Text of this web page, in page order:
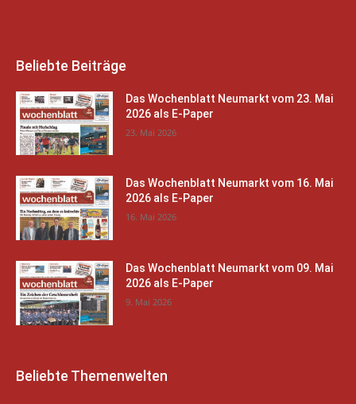
Beliebte Beiträge
Das Wochenblatt Neumarkt vom 23. Mai
2026 als E-Paper
23. Mai 2026
Das Wochenblatt Neumarkt vom 16. Mai
2026 als E-Paper
16. Mai 2026
Das Wochenblatt Neumarkt vom 09. Mai
2026 als E-Paper
9. Mai 2026
Beliebte Themenwelten